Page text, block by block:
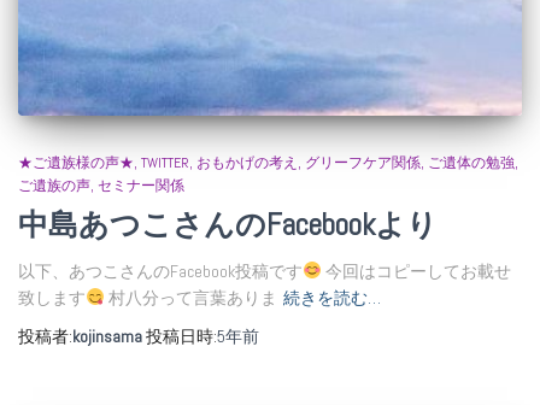
★ご遺族様の声★ TWITTER おもかげの考え グリーフケア関係 ご遺体の勉強
ご遺族の声 セミナー関係
中島あつこさんのFacebookより
以下、あつこさんのFacebook投稿です
今回はコピーしてお載せ
致します
村八分って言葉ありま 続きを読む…
投稿者:kojinsama投稿日時:5年前